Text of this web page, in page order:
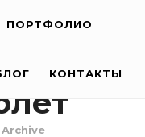
ПОРТФОЛИО
КОНТАКТЫ